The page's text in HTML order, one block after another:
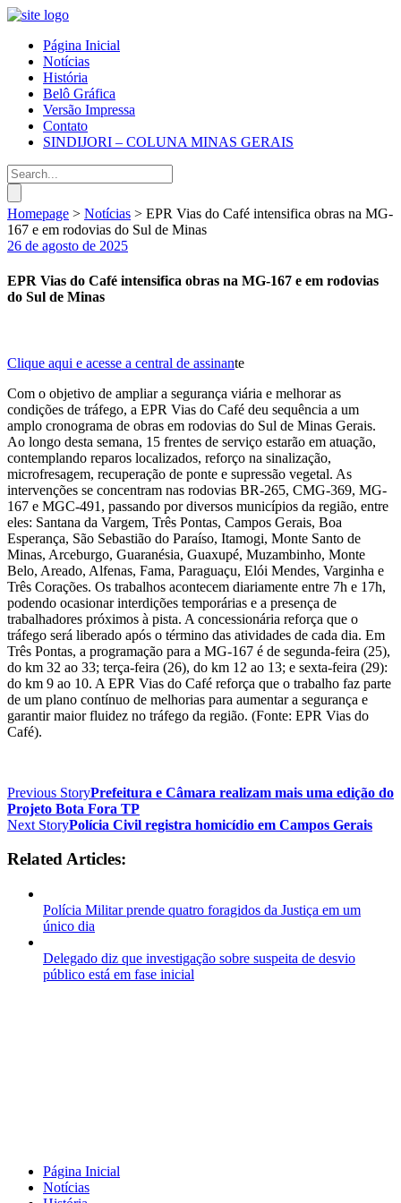
Página Inicial
Notícias
História
Belô Gráfica
Versão Impressa
Contato
SINDIJORI – COLUNA MINAS GERAIS
Homepage > Notícias > EPR Vias do Café intensifica obras na MG-
167 e em rodovias do Sul de Minas
26 de agosto de 2025
EPR Vias do Café intensifica obras na MG-167 e em rodovias
do Sul de Minas
Clique aqui e acesse a central de assinante
Com o objetivo de ampliar a segurança viária e melhorar as
condições de tráfego, a EPR Vias do Café deu sequência a um
amplo cronograma de obras em rodovias do Sul de Minas Gerais.
Ao longo desta semana, 15 frentes de serviço estarão em atuação,
contemplando reparos localizados, reforço na sinalização,
microfresagem, recuperação de ponte e supressão vegetal. As
intervenções se concentram nas rodovias BR-265, CMG-369, MG-
167 e MGC-491, passando por diversos municípios da região, entre
eles: Santana da Vargem, Três Pontas, Campos Gerais, Boa
Esperança, São Sebastião do Paraíso, Itamogi, Monte Santo de
Minas, Arceburgo, Guaranésia, Guaxupé, Muzambinho, Monte
Belo, Areado, Alfenas, Fama, Paraguaçu, Elói Mendes, Varginha e
Três Corações. Os trabalhos acontecem diariamente entre 7h e 17h,
podendo ocasionar interdições temporárias e a presença de
trabalhadores próximos à pista. A concessionária reforça que o
tráfego será liberado após o término das atividades de cada dia. Em
Três Pontas, a programação para a MG-167 é de segunda-feira (25),
do km 32 ao 33; terça-feira (26), do km 12 ao 13; e sexta-feira (29):
do km 9 ao 10. A EPR Vias do Café reforça que o trabalho faz parte
de um plano contínuo de melhorias para aumentar a segurança e
garantir maior fluidez no tráfego da região. (Fonte: EPR Vias do
Café).
Previous StoryPrefeitura e Câmara realizam mais uma edição do
Projeto Bota Fora TP
Next StoryPolícia Civil registra homicídio em Campos Gerais
Related Articles:
Polícia Militar prende quatro foragidos da Justiça em um
único dia
Delegado diz que investigação sobre suspeita de desvio
público está em fase inicial
Página Inicial
Notícias